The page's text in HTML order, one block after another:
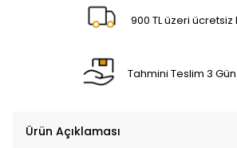
900 TL üzeri
Tahmini Teslim 3
Ürün Açıklaması